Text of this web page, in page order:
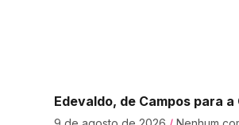
Edevaldo, de Campos para a